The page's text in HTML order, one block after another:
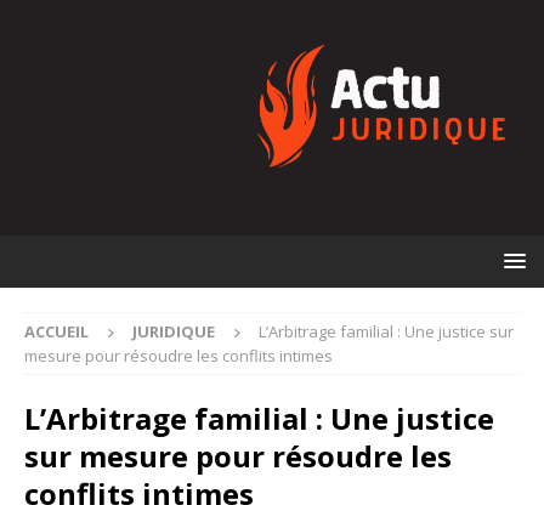
ACCUEIL JURIDIQUE
L’Arbitrage familial : Une justice sur
mesure pour résoudre les conflits intimes
L’Arbitrage familial : Une justice
sur mesure pour résoudre les
conflits intimes